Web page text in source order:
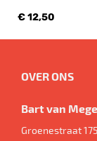
€ 12,50
OVER ONS
Bart van
Groenestraat 175